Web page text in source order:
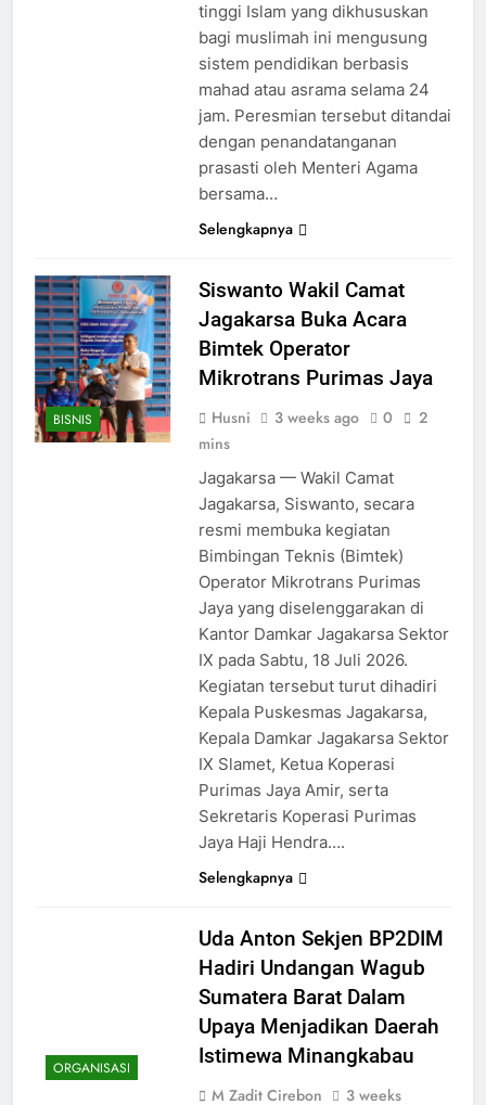
tinggi Islam yang dikhususkan
bagi muslimah ini mengusung
sistem pendidikan berbasis
mahad atau asrama selama 24
jam. Peresmian tersebut ditandai
dengan penandatanganan
prasasti oleh Menteri Agama
bersama…
Selengkapnya
BISNIS
Siswanto Wakil Camat
Jagakarsa Buka Acara
Bimtek Operator
Mikrotrans Purimas Jaya
Husni 3 weeks ago 0
2
mins
Jagakarsa — Wakil Camat
Jagakarsa, Siswanto, secara
resmi membuka kegiatan
Bimbingan Teknis (Bimtek)
Operator Mikrotrans Purimas
Jaya yang diselenggarakan di
Kantor Damkar Jagakarsa Sektor
IX pada Sabtu, 18 Juli 2026.
Kegiatan tersebut turut dihadiri
Kepala Puskesmas Jagakarsa,
Kepala Damkar Jagakarsa Sektor
IX Slamet, Ketua Koperasi
Purimas Jaya Amir, serta
Sekretaris Koperasi Purimas
Jaya Haji Hendra….
Selengkapnya
ORGANISASI
Uda Anton Sekjen BP2DIM
Hadiri Undangan Wagub
Sumatera Barat Dalam
Upaya Menjadikan Daerah
Istimewa Minangkabau
M Zadit Cirebon 3 weeks